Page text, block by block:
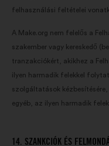
felhasználási feltételei
A Make.org nem felelős a
szakember vagy kereskedő
tranzakciókért, akikhez a
ilyen harmadik felekkel
szolgáltatások
egyéb, az ilyen harmadik
14. SZANKCIÓK ÉS